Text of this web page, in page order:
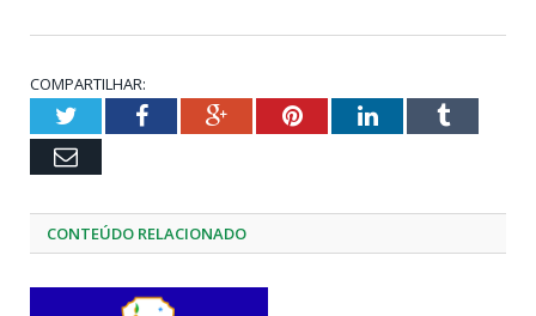
COMPARTILHAR:
TwitterFacebookGoogle+PinterestLinkedInTumblr
Email
CONTEÚDO RELACIONADO